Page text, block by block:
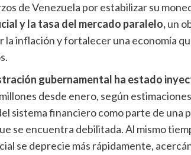
de Venezuela por estabilizar su
y la tasa del mercado paralelo,un
la inflación y fortalecer una economía
gubernamental ha estado
desde enero, según
sistema financiero como parte de una
se encuentra debilitada. Al mismo
se deprecie más rápidamente,